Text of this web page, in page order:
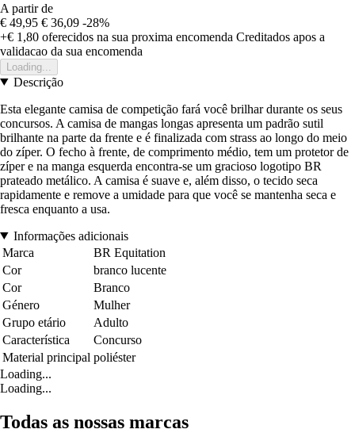
A partir de
€ 49,95 € 36,09 -28%
+€ 1,80 oferecidos na sua proxima encomenda Creditados apos a
validacao da sua encomenda
Loading...
Descrição
Esta elegante camisa de competição fará você brilhar durante os seus
concursos. A camisa de mangas longas apresenta um padrão sutil
brilhante na parte da frente e é finalizada com strass ao longo do meio
do zíper. O fecho à frente, de comprimento médio, tem um protetor de
zíper e na manga esquerda encontra-se um gracioso logotipo BR
prateado metálico. A camisa é suave e, além disso, o tecido seca
rapidamente e remove a umidade para que você se mantenha seca e
fresca enquanto a usa.
Informações adicionais
Marca
BR Equitation
Cor
branco lucente
Cor
Branco
Género
Mulher
Grupo etário
Adulto
Característica
Concurso
Material principal poliéster
Loading...
Loading...
Todas as nossas marcas